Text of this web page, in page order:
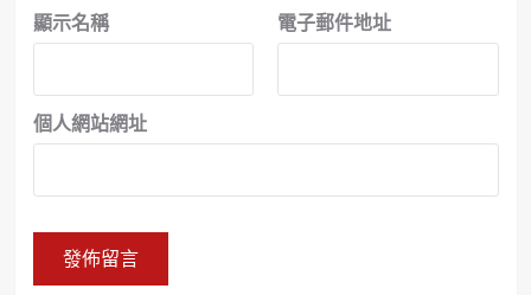
顯示名稱 電子郵件地址
個人網站網址